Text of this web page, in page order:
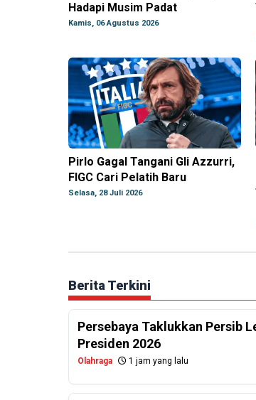
Hadapi Musim Padat
Kamis, 06 Agustus 2026
Pirlo Gagal Tangani Gli Azzurri,
FIGC Cari Pelatih Baru
Selasa, 28 Juli 2026
Berita Terkini
Persebaya Taklukkan Persib
Presiden 2026
Olahraga 1 jam yang lalu